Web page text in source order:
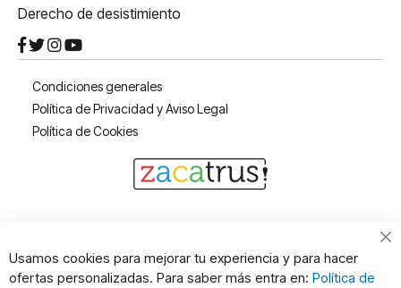
Derecho de desistimiento
Condiciones generales
Política de Privacidad y Aviso Legal
Política de Cookies
Usamos cookies para mejorar tu experiencia y para hacer
ofertas personalizadas. Para saber más entra en: Política de